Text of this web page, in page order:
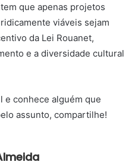
que apenas projetos
viáveis sejam
da Lei Rouanet,
e a diversidade cultural
e conhece alguém que
assunto, compartilhe!